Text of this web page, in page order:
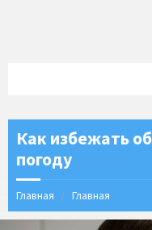
Как избежать
погоду
Главная Главная